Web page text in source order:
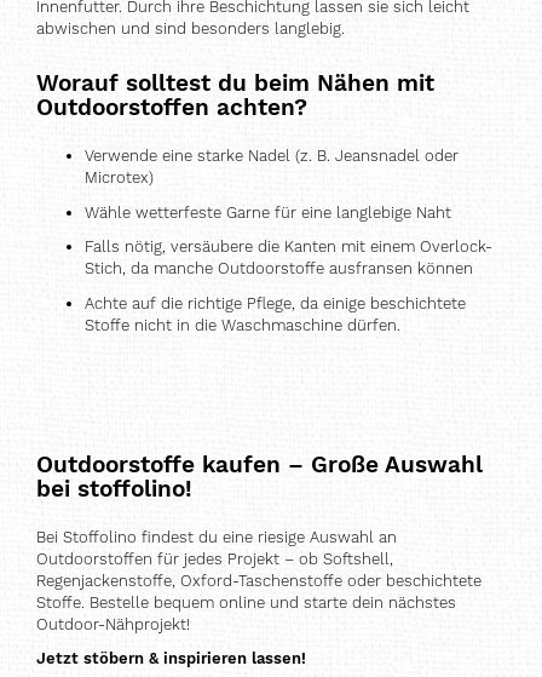
Innenfutter. Durch ihre Beschichtung lassen sie sich leicht
abwischen und sind besonders langlebig.
Worauf solltest du beim Nähen mit
Outdoorstoffen achten?
Verwende eine starke Nadel (z. B. Jeansnadel oder
Microtex)
Wähle wetterfeste Garne für eine langlebige Naht
Falls nötig, versäubere die Kanten mit einem Overlock-
Stich, da manche Outdoorstoffe ausfransen können
Achte auf die richtige Pflege, da einige beschichtete
Stoffe nicht in die Waschmaschine dürfen.
Outdoorstoffe kaufen – Große Auswahl
bei stoffolino!
Bei Stoffolino findest du eine riesige Auswahl an
Outdoorstoffen für jedes Projekt – ob Softshell,
Regenjackenstoffe, Oxford-Taschenstoffe oder beschichtete
Stoffe. Bestelle bequem online und starte dein nächstes
Outdoor-Nähprojekt!
Jetzt stöbern & inspirieren lassen!